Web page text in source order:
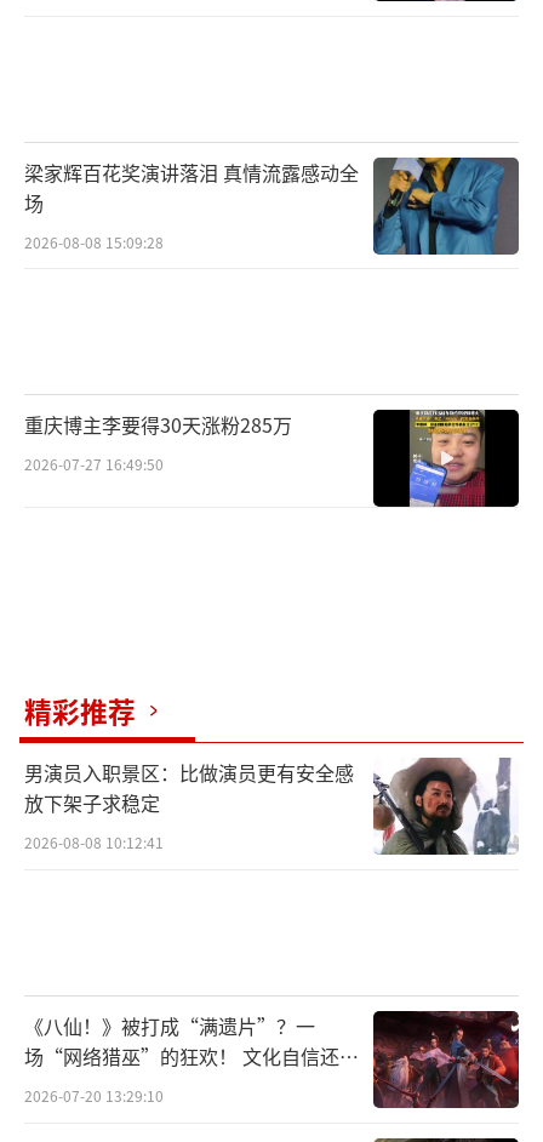
梁家辉百花奖演讲落泪 真情流露感动全
场
2026-08-08 15:09:28
重庆博主李要得30天涨粉285万
2026-07-27 16:49:50
精彩推荐
男演员入职景区：比做演员更有安全感
放下架子求稳定
2026-08-08 10:12:41
《八仙！》被打成“满遗片”？一
场“网络猎巫”的狂欢！ 文化自信还是
焦虑？
2026-07-20 13:29:10